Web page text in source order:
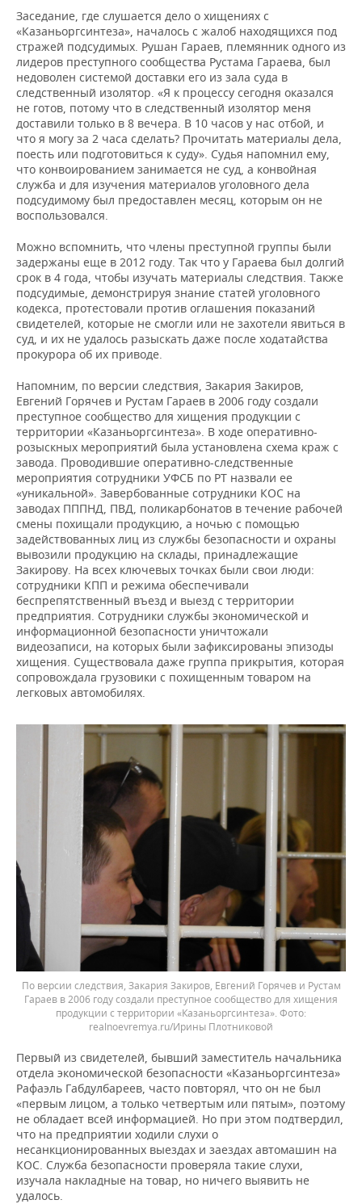
ОТКРЫТАЯ ЛЕКЦИЯ
БАСКЕТБОЛ
ВОЛЕЙБОЛ
КИБЕРСПОРТ
ФИГУРНОЕ КАТАНИЕ
ВОДНЫЕ ВИДЫ СПОРТА
ХОККЕЙ С МЯЧОМ
ИНФРАСТРУКТУРА
ИСТОРИЯ
КУЛЬТУРА
МЕДИЦИНА
ОБРАЗОВАНИЕ
ПРОИСШЕСТВИЯ
СПРАВОЧНИК
СПИСОК ПЕРСОН
СПИСОК КОМПАНИЙ
ПОЛНАЯ ВЕРСИЯ
Заседание, где слушается дело о хищениях с
«Казаньоргсинтеза», началось с жалоб находящихся под
стражей подсудимых. Рушан Гараев, племянник одного из
лидеров преступного сообщества Рустама Гараева, был
недоволен системой доставки его из зала суда в
следственный изолятор. «Я к процессу сегодня оказался
не готов, потому что в следственный изолятор меня
доставили только в 8 вечера. В 10 часов у нас отбой, и
что я могу за 2 часа сделать? Прочитать материалы дела,
поесть или подготовиться к суду». Судья напомнил ему,
что конвоированием занимается не суд, а конвойная
служба и для изучения материалов уголовного дела
подсудимому был предоставлен месяц, которым он не
воспользовался.
Можно вспомнить, что члены преступной группы были
задержаны еще в 2012 году. Так что у Гараева был долгий
срок в 4 года, чтобы изучать материалы следствия. Также
подсудимые, демонстрируя знание статей уголовного
кодекса, протестовали против оглашения показаний
свидетелей, которые не смогли или не захотели явиться в
суд, и их не удалось разыскать даже после ходатайства
прокурора об их приводе.
Напомним, по версии следствия, Закария Закиров,
Евгений Горячев и Рустам Гараев в 2006 году создали
преступное сообщество для хищения продукции с
территории «Казаньоргсинтеза». В ходе оперативно-
розыскных мероприятий была установлена схема краж с
завода. Проводившие оперативно-следственные
мероприятия сотрудники УФСБ по РТ назвали ее
«уникальной». Завербованные сотрудники КОС на
заводах ПППНД, ПВД, поликарбонатов в течение рабочей
смены похищали продукцию, а ночью с помощью
задействованных лиц из службы безопасности и охраны
вывозили продукцию на склады, принадлежащие
Закирову. На всех ключевых точках были свои люди:
сотрудники КПП и режима обеспечивали
беспрепятственный въезд и выезд с территории
предприятия. Сотрудники службы экономической и
информационной безопасности уничтожали
видеозаписи, на которых были зафиксированы эпизоды
хищения. Существовала даже группа прикрытия, которая
сопровождала грузовики с похищенным товаром на
легковых автомобилях.
По версии следствия, Закария Закиров, Евгений Горячев и Рустам
Гараев в 2006 году создали преступное сообщество для хищения
продукции с территории «Казаньоргсинтеза».
realnoevremya.ru/Ирины Плотниковой
Первый из свидетелей, бывший заместитель начальника
отдела экономической безопасности «Казаньоргсинтеза»
Рафаэль Габдулбареев, часто повторял, что он не был
«первым лицом, а только четвертым или пятым», поэтому
не обладает всей информацией. Но при этом подтвердил,
что на предприятии ходили слухи о
несанкционированных выездах и заездах автомашин на
КОС. Служба безопасности проверяла такие слухи,
изучала накладные на товар, но ничего выявить не
удалось.